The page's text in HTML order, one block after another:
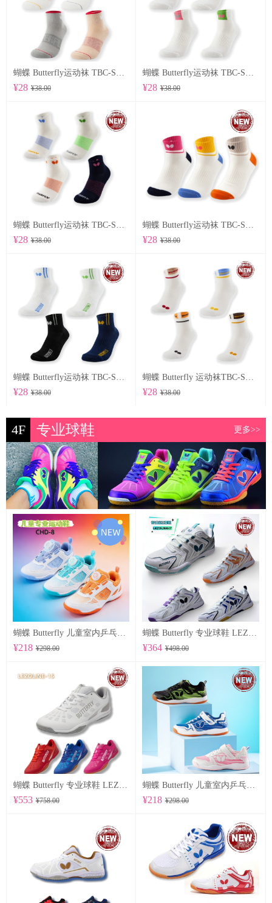
¥28 ¥38.00 ¥28 ¥38.00
¥28 ¥38.00 ¥28 ¥38.00
¥28 ¥38.00 ¥28 ¥38.00
4F 专业球鞋 更多>>
蝴蝶 Butterfly 儿童室内乒乓球鞋 CHD-8
¥218 ¥298.00
蝴蝶 Butterfly 专业球鞋 LEZOLINE-17
¥364 ¥498.00
蝴蝶 Butterfly 专业球鞋 LEZOLINE-15
¥553 ¥758.00
蝴蝶 Butterfly 儿童室内乒乓球鞋 CHD-7
¥218 ¥298.00